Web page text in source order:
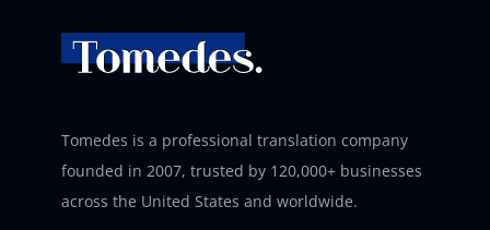
Tomedes is a professional translation company
founded in 2007, trusted by 120,000+ businesses
across the United States and worldwide.